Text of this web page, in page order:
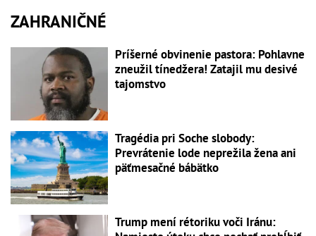
ZAHRANIČNÉ
Príšerné obvinenie pastora: Pohlavne
zneužil tínedžera! Zatajil mu desivé
tajomstvo
Tragédia pri Soche slobody:
Prevrátenie lode neprežila žena ani
päťmesačné bábätko
Trump mení rétoriku voči Iránu: